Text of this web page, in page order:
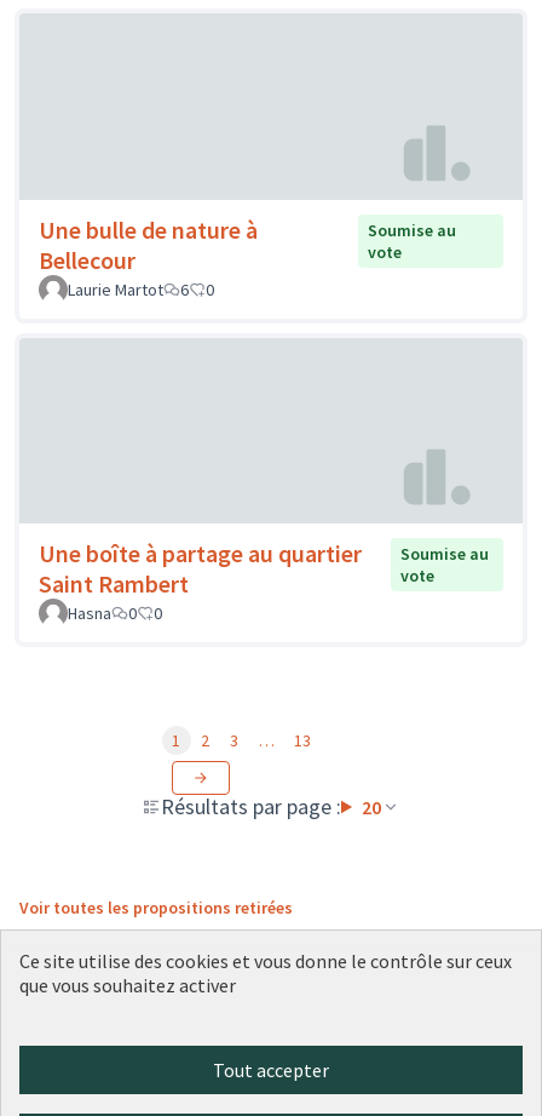
Une bulle de nature à
Bellecour
Soumise au
vote
Laurie Martot
6 0
Une boîte à partage au quartier
Saint Rambert
Soumise au
vote
Hasna
0 0
Résultats par page : 20
1 2 3 … 13
Voir toutes les propositions retirées
(Lien externe)
(Lien externe)
(Lien externe)
(Lien externe)
(Lien externe)
Ce site utilise des cookies et vous donne le contrôle sur ceux
que vous souhaitez activer
Tout accepter